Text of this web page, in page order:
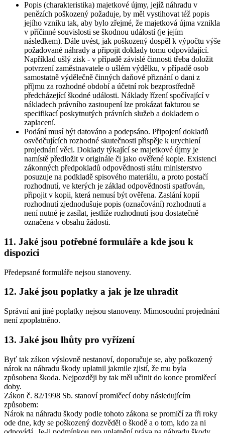
Popis (charakteristika) majetkové újmy, jejíž náhradu v
penězích poškozený požaduje, by měl vystihovat též popis
jejího vzniku tak, aby bylo zřejmé, že majetková újma vznikla
v příčinné souvislosti se škodnou událostí (je jejím
následkem). Dále uvést, jak poškozený dospěl k výpočtu výše
požadované náhrady a připojit doklady tomu odpovídající.
Například ušlý zisk - v případě závislé činnosti třeba doložit
potvrzení zaměstnavatele o ušlém výdělku, v případě osob
samostatně výdělečně činných daňové přiznání o dani z
příjmu za rozhodné období a účetní rok bezprostředně
předcházející škodné události. Náklady řízení spočívající v
nákladech právního zastoupení lze prokázat fakturou se
specifikací poskytnutých právních služeb a dokladem o
zaplacení.
Podání musí být datováno a podepsáno. Připojení dokladů
osvědčujících rozhodné skutečnosti přispěje k urychlení
projednání věci. Doklady týkající se majetkové újmy je
namístě předložit v originále či jako ověřené kopie. Existenci
zákonných předpokladů odpovědnosti státu ministerstvo
posuzuje na podkladě spisového materiálu, a proto postačí
rozhodnutí, ve kterých je základ odpovědnosti spatřován,
připojit v kopii, která nemusí být ověřena. Zaslání kopií
rozhodnutí zjednodušuje popis (označování) rozhodnutí a
není nutné je zasílat, jestliže rozhodnutí jsou dostatečně
označena v obsahu žádosti.
11. Jaké jsou potřebné formuláře a kde jsou k
dispozici
Předepsané formuláře nejsou stanoveny.
12. Jaké jsou poplatky a jak je lze uhradit
Správní ani jiné poplatky nejsou stanoveny. Mimosoudní projednání
není zpoplatněno.
13. Jaké jsou lhůty pro vyřízení
Byť tak zákon výslovně nestanoví, doporučuje se, aby poškozený
nárok na náhradu škody uplatnil jakmile zjistí, že mu byla
způsobena škoda. Nejpozději by tak měl učinit do konce promlčecí
doby.
Zákon č. 82/1998 Sb. stanoví promlčecí doby následujícím
způsobem:
Nárok na náhradu škody podle tohoto zákona se promlčí za tři roky
ode dne, kdy se poškozený dozvěděl o škodě a o tom, kdo za ni